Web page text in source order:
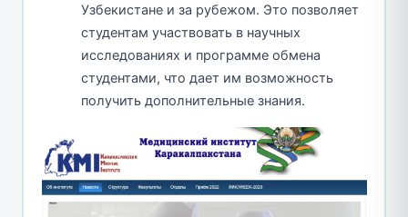
Узбекистане и за рубежом. Это позволяет
студентам участвовать в научных
исследованиях и программе обмена
студентами, что дает им возможность
получить дополнительные знания.